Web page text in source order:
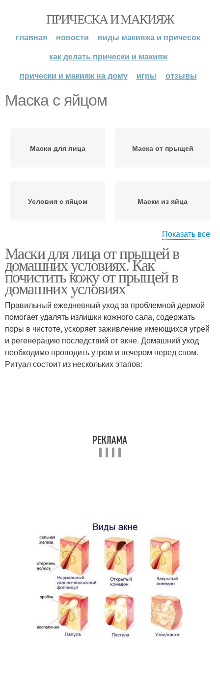
ПРИЧЕСКА И МАКИЯЖ
главная новости
виды макияжа и причесок
как делать прически и макияж
прически и макияж на дому
игры отзывы
Маска с яйцом
Маски для лица Маска от прыщей
Условия с яйцом Маски из яйца
Белковая маска Маски из яиц
Медовая маска Маски от прыщей
Маски на основе Маска для лица
Маска против
воспалений
Домашняя маска
Маска из голубой
Маска для
восстановления
Показать все
Маски для лица от прыщей в
домашних условиях. Как
почистить кожу от прыщей в
домашних условиях
Правильный ежедневный уход за проблемной дермой
помогает удалять излишки кожного сала, содержать
поры в чистоте, ускоряет заживление имеющихся угрей
и регенерацию последствий от акне. Домашний уход
необходимо проводить утром и вечером перед сном.
Ритуал состоит из нескольких этапов: